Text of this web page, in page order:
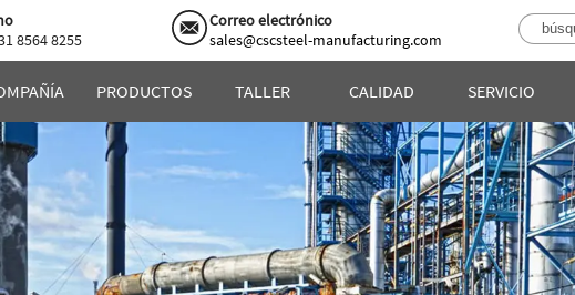
8564 8255
Correo electrónico
sales@cscsteel-manufacturing.com
PRODUCTOS TALLER CALIDAD SERVICIO